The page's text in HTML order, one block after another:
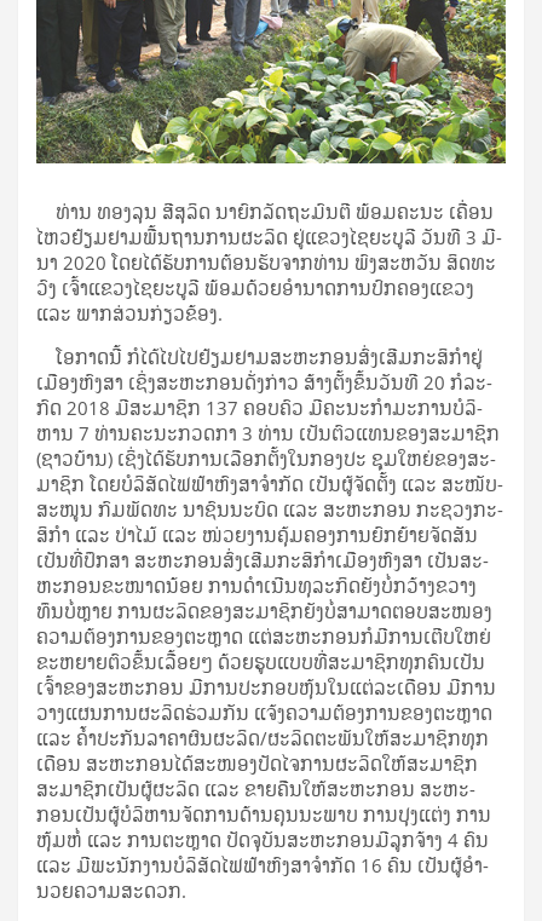
ທ່ານ ທອງ​ລຸນ ສີ​ສຸ​ລິດ ນາ­ຍົກ­ລັດ­ຖະ­ມົນ­ຕີ ພ້ອມ​ຄະ­ນະ ເຄື່ອນ​
ໄຫວ​ຢ້ຽມ­ຢາມ​ພື້ນ­ຖານ​ການ​ຜະ­ລິດ ຢູ່​ແຂວງ​ໄຊ​ຍະ​ບູ​ລີ ວັນ​ທີ 3 ມີ­
ນາ 2020 ໂດຍ​ໄດ້​ຮັບ​ການ​ຕ້ອນ­ຮັບ​ຈາກ​ທ່ານ ພົງ​ສະ­ຫວັນ ສິດ​ທະ​
ວົງ ເຈົ້າ­ແຂວງ​ໄຊ​ຍະ​ບູ​ລີ ພ້ອມ​ດ້ວຍ​ອຳ­ນາດ​ການ​ປົກ­ຄອງ​ແຂວງ
ແລະ ພາກ­ສ່ວນ​ກ່ຽວ­ຂ້ອງ.
ໂອ­ກາດ​ນີ້ ກໍ​ໄດ້​ໄປ​ໄປ​ຢ້ຽມ­ຢາມ​ສະ­ຫະ­ກອນ​ສົ່ງ­ເສີມ​ກະ­ສິ­ກຳ​ຢູ່​
ເມືອງ​ຫົງ​ສາ ເຊິ່ງ​ສະ­ຫະ­ກອນ​ດັ່ງ­ກ່າວ ສ້າງ­ຕັ້ງ​ຂຶ້ນ​ວັນ​ທີ 20 ກໍ­ລະ­
ກົດ 2018 ມີ​ສະ­ມາ­ຊິກ 137 ຄອບ­ຄົວ ມີ​ຄະ­ນະ​ກຳ­ມະ­ການ​ບໍ­ລິ­
ຫານ 7 ທ່ານ​ຄະ­ນະ​ກວດ­ກາ 3 ທ່ານ ເປັນ​ຕົວ​ແທນ​ຂອງ​ສະ­ມາ­ຊິກ
(ຊາວ­ບ້ານ) ເຊິ່ງ​ໄດ້​ຮັບ​ການ​ເລືອກ​ຕັ້ງ​ໃນ​ກອງ​ປະ ຊຸມ​ໃຫຍ່​ຂອງ​ສະ­
ມາ­ຊິກ ໂດຍ​ບໍ­ລິ­ສັດ​ໄຟ­ຟ້າ​ຫົງ​ສາ​ຈຳ­ກັດ ເປັນ​ຜູ້​ຈັດ​ຕັ້ງ ແລະ ສະ­ໜັບ­
ສະ­ໜູນ ກົມ​ພັດ​ທະ ນາ​ຊົນ­ນະ­ບົດ ແລະ ສະ­ຫະ­ກອນ ກະ­ຊວງ​ກະ­
ສິ­ກຳ ແລະ ປ່າ­ໄມ້ ແລະ ໜ່ວຍ​ງານ​ຄຸ້ມ​ຄອງ​ການ​ຍົກ­ຍ້າຍ​ຈັດ​ສັນ​
ເປັນ​ທີ່​ປຶກ­ສາ ສະ­ຫະ­ກອນ​ສົ່ງ­ເສີມ​ກະ­ສິ­ກຳ​ເມືອງ​ຫົງ​ສາ ເປັນ​ສະ­
ຫະ­ກອນ​ຂະ­ໜາດ​ນ້ອຍ ການ​ດຳ­ເນີນ​ທຸ­ລະ​ກິດ​ຍັງ​ບໍ່​ກວ້າງ­ຂວາງ
ທຶນ​ບໍ່​ຫຼາຍ ການ​ຜະ­ລິດ​ຂອງ​ສະ­ມາ­ຊິກ​ຍັງ​ບໍ່​ສາ­ມາດ​ຕອບ​ສະ­ໜອງ​
ຄວາມ​ຕ້ອງ­ການ​ຂອງ​ຕະ­ຫຼາດ ແຕ່​ສະ­ຫະ­ກອນ​ກໍ​ມີ​ການ​ເຕີບ​ໃຫຍ່​
ຂະ­ຫຍາຍ­ຕົວ​ຂຶ້ນ​ເລື້ອຍໆ ດ້ວຍ​ຮູບ​ແບບ​ທີ່​ສະ­ມາ­ຊິກ​ທຸກ​ຄົນ​ເປັນ​
ເຈົ້າ​ຂອງ​ສະ­ຫະ­ກອນ ມີ​ການ​ປະ­ກອບ​ຫຸ້ນ​ໃນ​ແຕ່​ລະ​ເດືອນ ມີ​ການ​
ວາງ​ແຜນ­ການ​ຜະ­ລິດ​ຮ່ວມ​ກັນ ແຈ້ງ​ຄວາມ​ຕ້ອງ­ການ​ຂອງ​ຕະ­ຫຼາດ
ແລະ ຄ້ຳ­ປະ­ກັນ​ລາ­ຄາ​ຜົນ​ຜະ­ລິດ/ຜະ­ລິດ​ຕະ​ພັນ​ໃຫ້​ສະ­ມາ­ຊິກ​ທຸກ​
ເດືອນ ສະ­ຫະ­ກອນ​ໄດ້​ສະ­ໜອງ​ປັດ​ໄຈ​ການ​ຜະ­ລິດ​ໃຫ້​ສະ­ມາ­ຊິກ
ສະ­ມາ­ຊິກ​ເປັນ​ຜູ້​ຜະ­ລິດ ແລະ ຂາຍ​ຄືນ​ໃຫ້​ສະ­ຫະ­ກອນ ສະ­ຫະ­
ກອນ​ເປັນ​ຜູ້​ບໍ­ລິ­ຫານ​ຈັດ­ການ​ດ້ານ​ຄຸນ​ນະ​ພາບ ການ​ປຸງ​ແຕ່ງ ການ​
ຫຸ້ມ​ຫໍ່ ແລະ ການ​ຕະ­ຫຼາດ ປັດ­ຈຸ­ບັນ​ສະ­ຫະ­ກອນ​ມີ​ລູກ­ຈ້າງ 4 ຄົນ
ແລະ ມີ​ພະ­ນັກ­ງານ​ບໍ­ລິ­ສັດ​ໄຟ­ຟ້າ​ຫົງ​ສາ​ຈຳ­ກັດ 16 ຄົນ ເປັນ​ຜູ້​ອຳ­
ນວຍ​ຄວາມ​ສະ­ດວກ.